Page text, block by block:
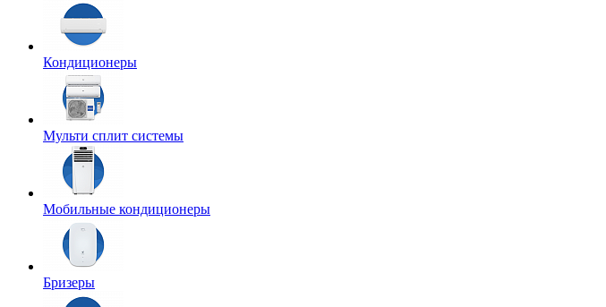
Кондиционеры
Мульти сплит системы
Мобильные кондиционеры
Бризеры